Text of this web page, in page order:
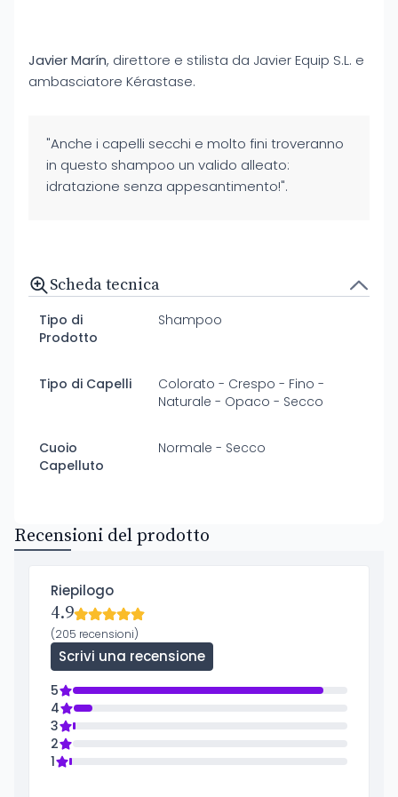
Javier Marín, direttore e stilista da Javier Equip S.L. e
ambasciatore Kérastase.
"Anche i capelli secchi e molto fini troveranno
in questo shampoo un valido alleato:
idratazione senza appesantimento!".
Scheda tecnica
Tipo di
Prodotto
Shampoo
Tipo di Capelli
Colorato - Crespo - Fino -
Naturale - Opaco - Secco
Cuoio
Capelluto
Normale - Secco
Recensioni del prodotto
Riepilogo
4.9
(205 recensioni)
Scrivi una recensione
5
4
3
2
1